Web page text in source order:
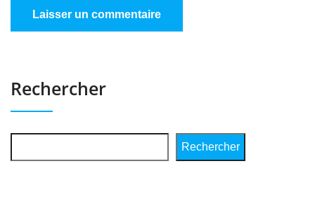
Rechercher
Rechercher